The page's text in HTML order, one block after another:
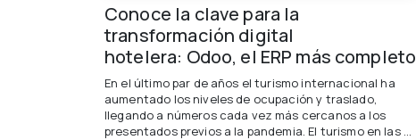
Conoce la clave para la
transformación digital
hotelera: Odoo, el ERP más completo
En el último par de años el turismo internacional ha
aumentado los niveles de ocupación y traslado,
llegando a números cada vez más cercanos a los
presentados previos a la pandemia. El turismo en las ...